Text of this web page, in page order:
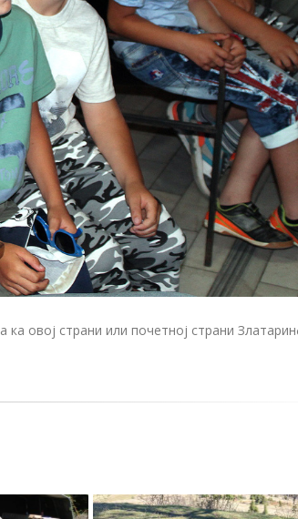
овој страни или почетној страни